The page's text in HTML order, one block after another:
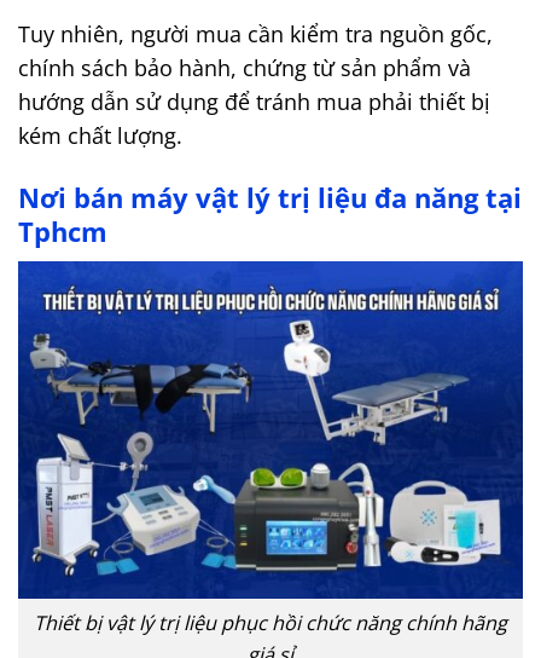
Tuy nhiên, người mua cần kiểm tra nguồn gốc,
chính sách bảo hành, chứng từ sản phẩm và
hướng dẫn sử dụng để tránh mua phải thiết bị
kém chất lượng.
Nơi bán máy vật lý trị liệu đa năng tại
Tphcm
Thiết bị vật lý trị liệu phục hồi chức năng chính hãng